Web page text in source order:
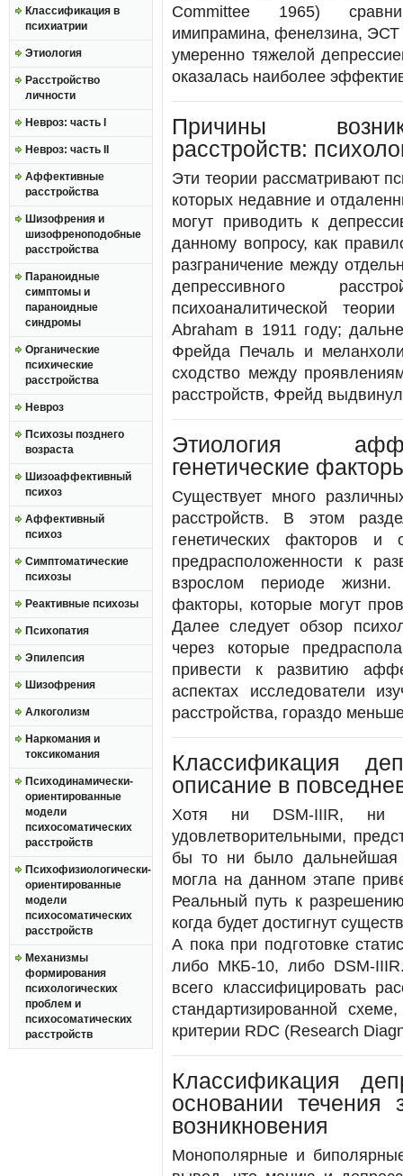
Классификация в
психиатрии
Этиология
Расстройство
личности
Невроз: часть I
Невроз: часть II
Аффективные
расстройства
Шизофрения и
шизофреноподобные
расстройства
Параноидные
симптомы и
параноидные
синдромы
Органические
психические
расстройства
Невроз
Психозы позднего
возраста
Шизоаффективный
психоз
Аффективный
психоз
Симптоматические
психозы
Реактивные психозы
Психопатия
Эпилепсия
Шизофрения
Алкоголизм
Наркомания и
токсикомания
Психодинамически-
ориентированные
модели
психосоматических
расстройств
Психофизиологически-
ориентированные
модели
психосоматических
расстройств
Механизмы
формирования
психологических
проблем и
психосоматических
расстройств
Committee 1965)
имипрамина, фенелзина,
умеренно тяжелой
оказалась наиболее
Причины
расстройств:
Эти теории рассматривают
которых недавние и
могут приводить к
данному вопросу, как
разграничение между
депрессивного
психоаналитической
Abraham в 1911 году;
Фрейда Печаль и
сходство между
расстройств, Фрейд
Этиология
генетические
Существует много
расстройств. В этом
генетических факторов
предрасположенности к
взрослом периоде жизни.
факторы, которые могут
Далее следует обзор
через которые
привести к развитию
аспектах исследователи
расстройства, гораздо
Классификация
описание в
Хотя ни DSM-IIIR, ни
удовлетворительными,
бы то ни было дальнейшая
могла на данном этапе
Реальный путь к
когда будет достигнут
А пока при подготовке
либо МКБ-10, либо DSM-
всего классифицировать
стандартизированной
критерии RDC (Research
Классификация
основании течения
возникновения
Монополярные и